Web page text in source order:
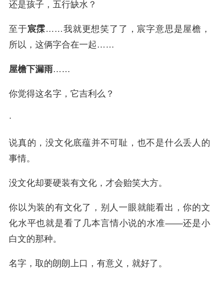
还是孩子，五行缺水？
至于宸霂……我就更想笑了了，宸字意思是屋檐，
所以，这俩字合在一起……
屋檐下漏雨……
你觉得这名字，它吉利么？
·
说真的，没文化底蕴并不可耻，也不是什么丢人的
事情。
没文化却要硬装有文化，才会贻笑大方。
你以为装的有文化了，别人一眼就能看出，你的文
化水平也就是看了几本言情小说的水准——还是小
白文的那种。
名字，取的朗朗上口，有意义，就好了。